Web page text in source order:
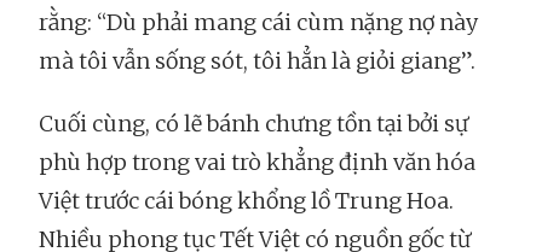
rằng: “Dù phải mang cái cùm nặng nợ này
mà tôi vẫn sống sót, tôi hẳn là giỏi giang”.
Cuối cùng, có lẽ bánh chưng tồn tại bởi sự
phù hợp trong vai trò khẳng định văn hóa
Việt trước cái bóng khổng lồ Trung Hoa.
Nhiều phong tục Tết Việt có nguồn gốc từ